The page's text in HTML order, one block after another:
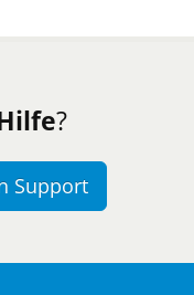
?
Support